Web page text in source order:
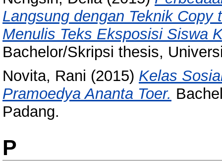
Langsung dengan Teknik
Menulis Teks Eksposisi Siswa
Bachelor/Skripsi thesis,
Novita, Rani (2015) Kelas
Pramoedya Ananta Toer.
Padang.
P